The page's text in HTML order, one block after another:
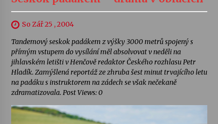
So Zář 25 , 2004
Tandemový seskok padákem z výšky 3000 metrů spojený s
přímým vstupem do vysílání měl absolvovat v neděli na
jihlavském letišti v Henčově redaktor Českého rozhlasu Petr
Hladík. Zamýšlená reportáž ze zhruba šest minut trvajícího letu
na padáku s instruktorem na zádech se však nečekaně
zdramatizovala. Post Views: 0